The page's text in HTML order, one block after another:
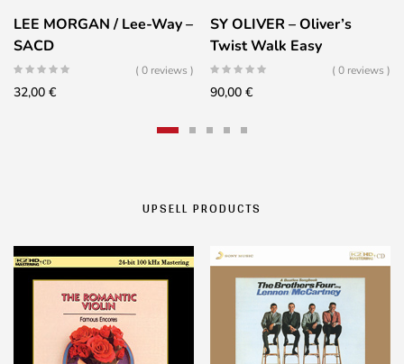
LEE MORGAN / Lee-Way –
SACD
( 0 reviews )
32,00 €
SY OLIVER – Oliver’s
Twist Walk Easy
( 0 reviews )
90,00 €
UPSELL PRODUCTS